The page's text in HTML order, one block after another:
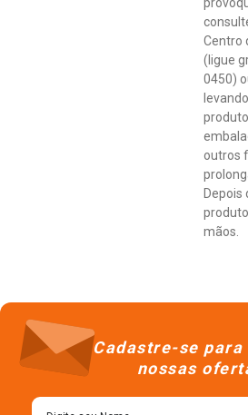
Centro
(ligue
0450)
outros
Depois
mãos.
Cadastre-se para
nossas